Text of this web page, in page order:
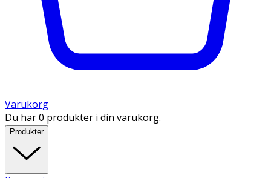
Varukorg
Du har 0 produkter i din varukorg.
Produkter